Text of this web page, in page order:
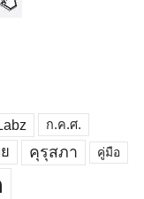
ก.ค.ศ.
คุรุสภา คู่มือ